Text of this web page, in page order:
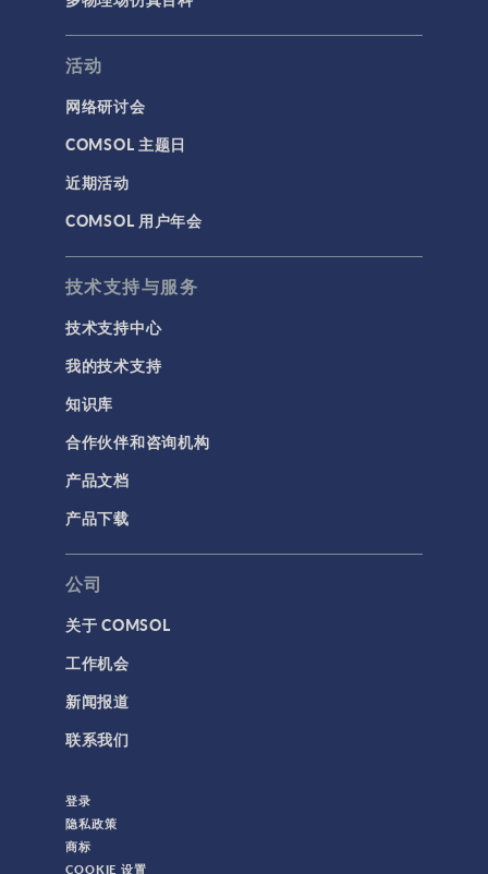
活动
网络研讨会
COMSOL 主题日
近期活动
COMSOL 用户年会
技术支持与服务
技术支持中心
我的技术支持
知识库
合作伙伴和咨询机构
产品文档
产品下载
公司
关于 COMSOL
工作机会
新闻报道
联系我们
登录
隐私政策
商标
COOKIE 设置